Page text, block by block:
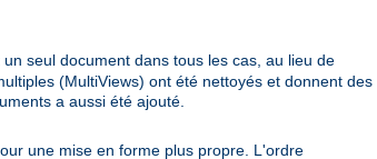
seul document dans tous les cas, au lieu de
(MultiViews) ont été nettoyés et donnent des
a aussi été ajouté.
une mise en forme plus propre. L'ordre